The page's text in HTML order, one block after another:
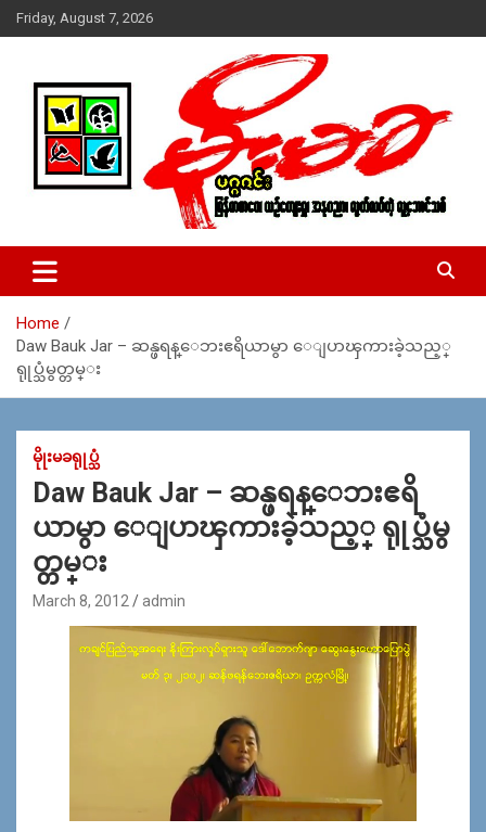
Skip
to
Friday, August 7, 2026
MoeMaKa Burmese News &
Media
ယ္ေရး – အမွတ္ ၂၅၄၊ ပထပ္၊ လမ္း ၄၀၊ ေက်ာက္တံတား၊ ရန္ကုန္။
(ဖုုံး – ၀၉ ၂၅၂ ၂၄၉ ၀၉၄ ၊ ၀၉ ၄၂၁ ၇၄၃ ၇၅၃ ၊ ၀၉ ၅၀၄ ၁၀ ၅၈) ျ
ဇာေစ်းသစ္ ။ ၀၉ ၇၈၆၈၃၇ ၃၀၅ / ၀၉ ၉၆၃၆၉၉၈၃၄
Home
Daw Bauk Jar – ဆန္ဖရန္ေဘးဧရိယာမွာ ေျပာၾကားခဲ့သည့္
ရုုပ္သံမွတ္တမ္း
မိုုးမခရုုပ္သံ
Daw Bauk Jar – ဆန္ဖရန္ေဘးဧရိ
ယာမွာ ေျပာၾကားခဲ့သည့္ ရုုပ္သံမွ
တ္တမ္း
March 8, 2012 admin